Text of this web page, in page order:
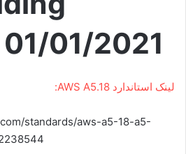
01/2021
لینک استاندارد AWS A5.18:
standards/aws-a5-18-a5-